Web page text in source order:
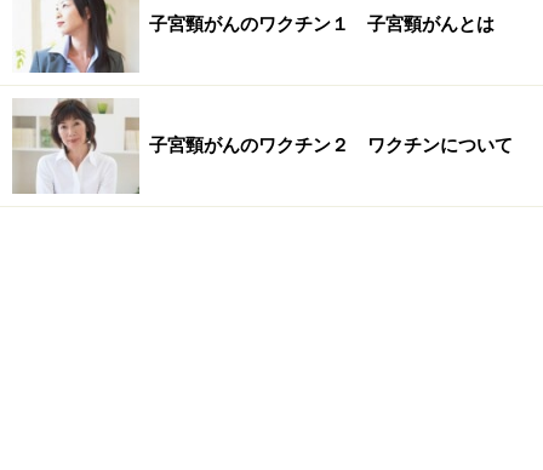
子宮頸がんのワクチン１ 子宮頸がんとは
子宮頸がんのワクチン２ ワクチンについて